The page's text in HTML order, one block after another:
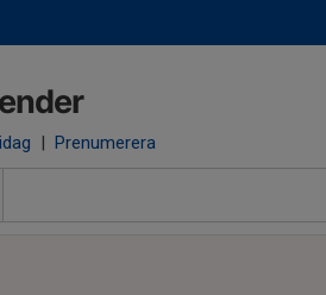
| Prenumerera